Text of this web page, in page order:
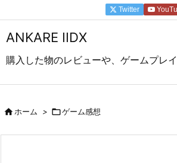
ANKARE IIDX
購入した物のレビューや、ゲームプレ
Twitter
ホーム > ゲーム感想